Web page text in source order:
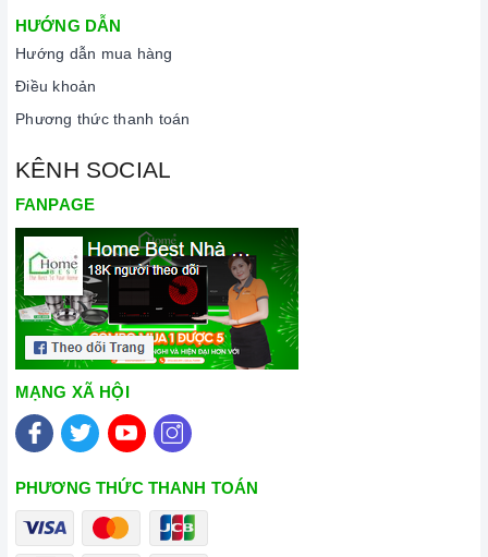
HƯỚNG DẪN
Hướng dẫn mua hàng
Điều khoản
Phương thức thanh toán
KÊNH SOCIAL
FANPAGE
MẠNG XÃ HỘI
PHƯƠNG THỨC THANH TOÁN